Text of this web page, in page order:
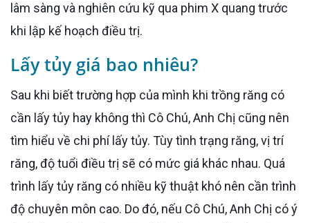
lâm sàng và nghiên cứu kỹ qua phim X quang trước
khi lập kế hoạch điều trị.
Lấy tủy giá bao nhiêu?
Sau khi biết trường hợp của mình khi trồng răng có
cần lấy tủy hay không thì Cô Chú, Anh Chị cũng nên
tìm hiểu về chi phí lấy tủy. Tùy tình trạng răng, vị trí
răng, độ tuổi điều trị sẽ có mức giá khác nhau. Quá
trình lấy tủy răng có nhiều kỹ thuật khó nên cần trình
độ chuyên môn cao. Do đó, nếu Cô Chú, Anh Chị có ý